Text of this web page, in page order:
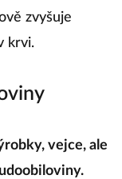
zvyšuje
krvi.
vejce, ale